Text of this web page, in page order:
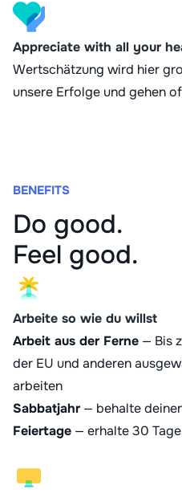
Appreciate with all your
Wertschätzung wird hier
unsere Erfolge und gehen
BENEFITS
Do good.
Feel good.
Arbeite so wie du willst
Arbeit aus der Ferne — Bis
der EU und anderen
arbeiten
Sabbatjahr— behalte
Feiertage — erhalte 30